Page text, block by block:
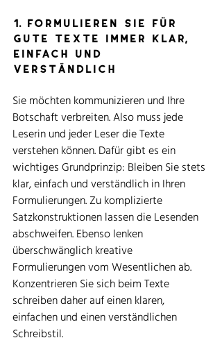
1. formulieren Sie für
gute Texte immer klar,
einfach und
verständlich
Sie möchten kommunizieren und Ihre
Botschaft verbreiten. Also muss jede
Leserin und jeder Leser die Texte
verstehen können. Dafür gibt es ein
wichtiges Grundprinzip: Bleiben Sie stets
klar, einfach und verständlich in Ihren
Formulierungen. Zu komplizierte
Satzkonstruktionen lassen die Lesenden
abschweifen. Ebenso lenken
überschwänglich kreative
Formulierungen vom Wesentlichen ab.
Konzentrieren Sie sich beim Texte
schreiben daher auf einen klaren,
einfachen und einen verständlichen
Schreibstil.